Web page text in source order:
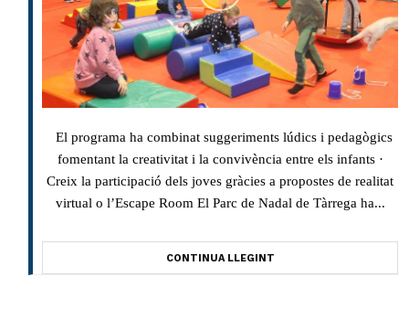
El programa ha combinat suggeriments lúdics i pedagògics
fomentant la creativitat i la convivència entre els infants ·
Creix la participació dels joves gràcies a propostes de realitat
virtual o l’Escape Room El Parc de Nadal de Tàrrega ha...
CONTINUA LLEGINT